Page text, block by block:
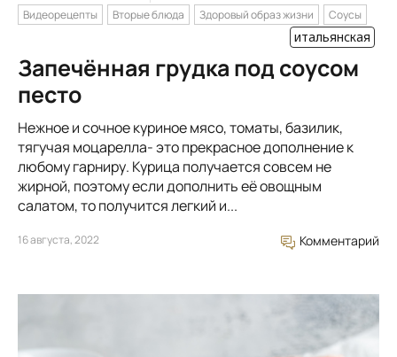
Видеорецепты
Вторые блюда Здоровый образ жизни Соусы
итальянская
Запечённая грудка под соусом
песто
Нежное и сочное куриное мясо, томаты, базилик,
тягучая моцарелла- это прекрасное дополнение к
любому гарниру. Курица получается совсем не
жирной, поэтому если дополнить её овощным
салатом, то получится легкий и...
16 августа, 2022 Комментарий